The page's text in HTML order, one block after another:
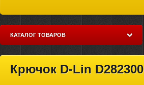
всей россии
КАТАЛОГ ТОВАРОВ
Крючок D-Lin D282300